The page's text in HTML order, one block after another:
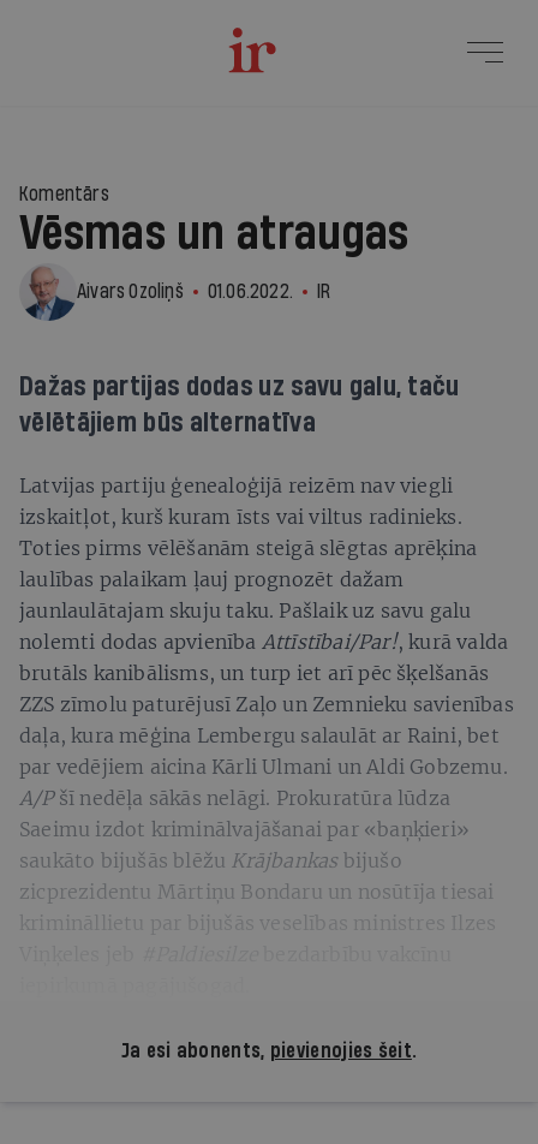
Komentārs
Vēsmas un atraugas
Aivars Ozoliņš 01.06.2022. IR
Dažas partijas dodas uz savu galu, taču
vēlētājiem būs alternatīva
Latvijas partiju ģenealoģijā reizēm nav viegli
izskaitļot, kurš kuram īsts vai viltus radinieks.
Toties pirms vēlēšanām steigā slēgtas aprēķina
laulības palaikam ļauj prognozēt dažam
jaunlaulātajam skuju taku. Pašlaik uz savu galu
nolemti dodas apvienība Attīstībai/Par!, kurā valda
brutāls kanibālisms, un turp iet arī pēc šķelšanās
ZZS zīmolu paturējusī Zaļo un Zemnieku savienības
daļa, kura mēģina Lembergu salaulāt ar Raini, bet
par vedējiem aicina Kārli Ulmani un Aldi Gobzemu.
A/Pšī nedēļa sākās nelāgi. Prokuratūra lūdza
Saeimu izdot kriminālvajāšanai par «baņķieri»
saukāto bijušās blēžu Krājbankas bijušo
zicprezidentu Mārtiņu Bondaru un nosūtīja tiesai
krimināllietu par bijušās veselības ministres Ilzes
Ja esi abonents, pievienojies šeit.